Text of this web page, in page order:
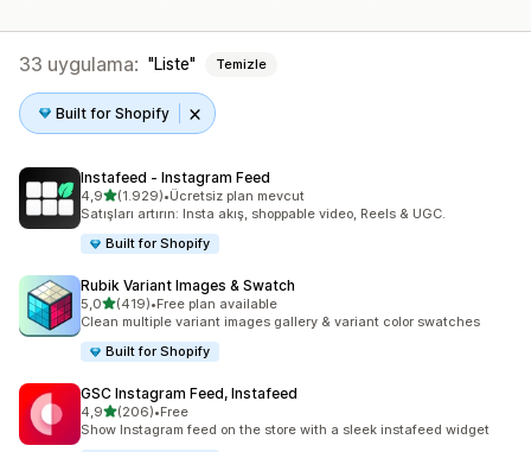
33 uygulama: Liste Temizle
Built for Shopify
Instafeed ‑ Instagram Feed
4,95 yıldız üzerinden
(1.929)
toplam 1929 değerlendirme
•Ücretsiz plan mevcut
Satışları artırın: Insta akış, shoppable video, Reels & UGC.
Built for Shopify
Rubik Variant Images & Swatch
5,05 yıldız üzerinden
(419)
toplam 419 değerlendirme
•Free plan available
Clean multiple variant images gallery & variant color swatches
Built for Shopify
GSC Instagram Feed, Instafeed
4,95 yıldız üzerinden
(206)
toplam 206 değerlendirme
•Free
Show Instagram feed on the store with a sleek instafeed widget